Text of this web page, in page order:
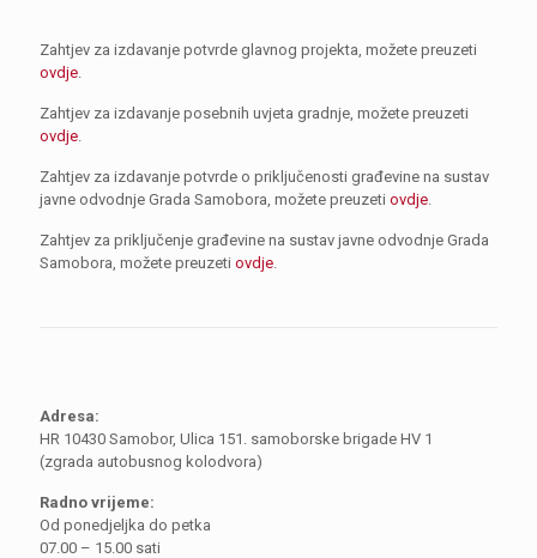
Zahtjev za izdavanje potvrde glavnog projekta, možete preuzeti
ovdje.
Zahtjev za izdavanje posebnih uvjeta gradnje, možete preuzeti
ovdje.
Zahtjev za izdavanje potvrde o priključenosti građevine na sustav
javne odvodnje Grada Samobora, možete preuzeti ovdje.
Zahtjev za priključenje građevine na sustav javne odvodnje Grada
Samobora, možete preuzeti ovdje.
Adresa:
HR 10430 Samobor, Ulica 151. samoborske brigade HV 1
(zgrada autobusnog kolodvora)
Radno vrijeme:
Od ponedjeljka do petka
07.00 – 15.00 sati